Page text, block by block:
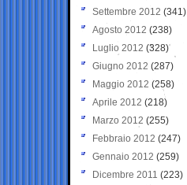
Settembre 2012 (341)
Agosto 2012 (238)
Luglio 2012 (328)
Giugno 2012 (287)
Maggio 2012 (258)
Aprile 2012 (218)
Marzo 2012 (255)
Febbraio 2012 (247)
Gennaio 2012 (259)
Dicembre 2011 (223)